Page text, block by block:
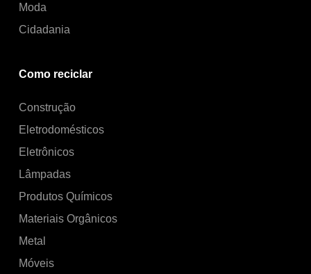
Moda
Cidadania
Como reciclar
Construção
Eletrodomésticos
Eletrônicos
Lâmpadas
Produtos Químicos
Materiais Orgânicos
Metal
Móveis